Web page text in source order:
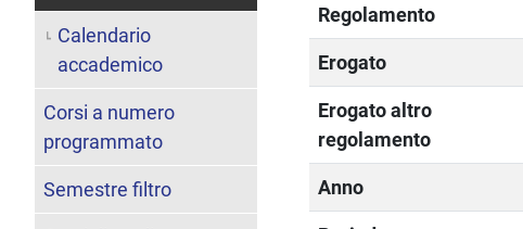
Regolamento
Erogato
Erogato altro
regolamento
Anno
Calendario
accademico
Corsi a numero
programmato
Semestre filtro